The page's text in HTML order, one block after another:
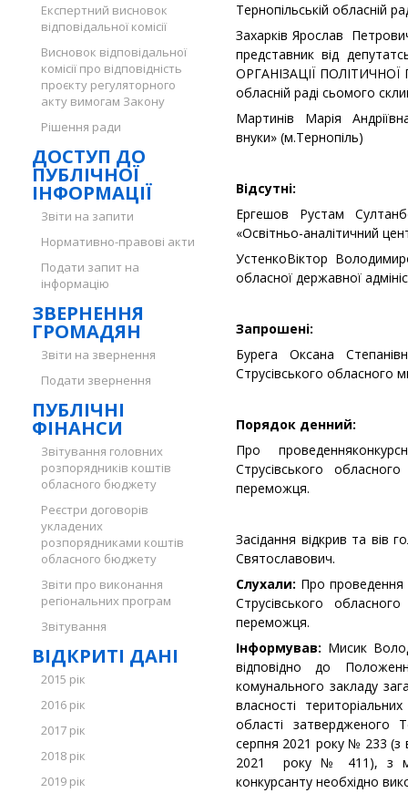
Експертний висновок
відповідальної комісії
Висновок відповідальної
комісії про відповідність
проєкту регуляторного
акту вимогам Закону
Рішення ради
ДОСТУП ДО
ПУБЛІЧНОЇ
ІНФОРМАЦІЇ
Звіти на запити
Нормативно-правові акти
Подати запит на
інформацію
ЗВЕРНЕННЯ
ГРОМАДЯН
Звіти на звернення
Подати звернення
ПУБЛІЧНІ
ФІНАНСИ
Звітування головних
розпорядників коштів
обласного бюджету
Реєстри договорів
укладених
розпорядниками коштів
обласного бюджету
Звіти про виконання
регіональних програм
Звітування
ВІДКРИТІ ДАНІ
2015 рік
2016 рік
2017 рік
2018 рік
2019 рік
Тернопільській обласній
Захарків Ярослав
представник від
ОРГАНІЗАЦІЇ ПОЛІТИЧНОЇ
обласній раді сьомого
Мартинів Марія
внуки» (м.Тернопіль)
Відсутні:
Ергешов Рустам
«Освітньо-аналітичний
УстенкоВіктор
обласної державної
Запрошені:
Бурега Оксана
Струсівського обласного
Порядок денний:
Про
Струсівського
переможця.
Засідання відкрив та вів
Святославович.
Слухали: Про проведення
Струсівського
переможця.
Інформував: Мисик
відповідно до
комунального закладу
власності
області затвердженого
серпня 2021 року №
2021 року № 411), з
конкурсанту необхідно